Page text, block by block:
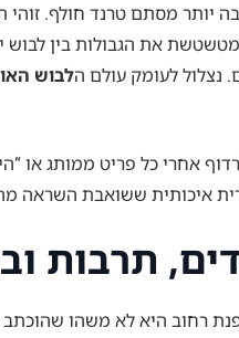
יותר מסתם טרנד חולף.
את הגבולות בין
נצלול לעומק עולם הלבוש
אחרי כל פריט ממותג או
איכותית ששואבת השראה
תרבות
היא לא משהו שהוכתב